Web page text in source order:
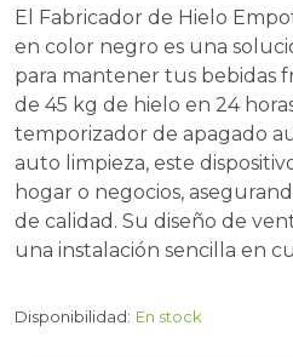
El Fabricador de Hielo
en color negro es una
para mantener tus bebidas
de 45 kg de hielo en 24
temporizador de apagado
auto limpieza, este
hogar o negocios,
de calidad. Su diseño de
una instalación sencilla en
Disponibilidad: En stock